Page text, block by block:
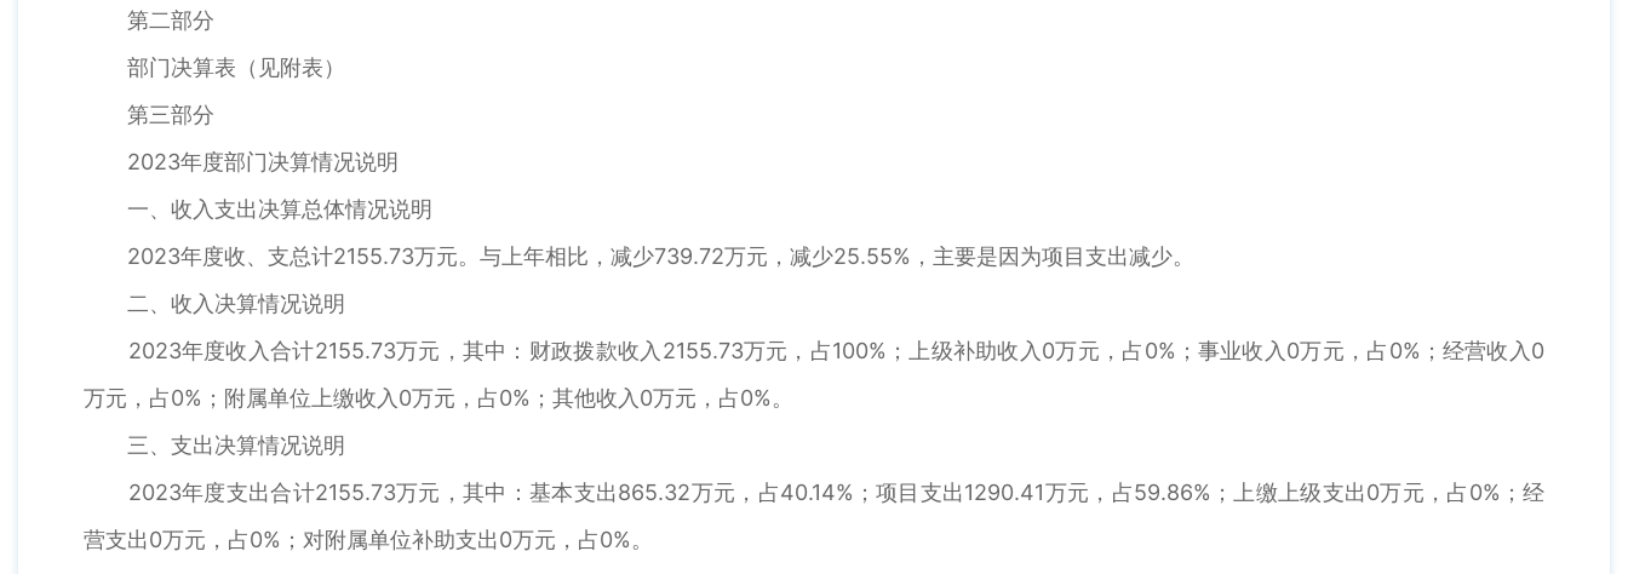
第二部分
部门决算表（见附表）
第三部分
2023年度部门决算情况说明
一、收入支出决算总体情况说明
2023年度收、支总计2155.73万元。与上年相比，减少739.72万元，减少25.55%，主要是因为项目支出减少。
二、收入决算情况说明
2023年度收入合计2155.73万元，其中：财政拨款收入2155.73万元，占100%；上级补助收入0万元，占0%；事业收入0万元，占0%；经营收入0
万元，占0%；附属单位上缴收入0万元，占0%；其他收入0万元，占0%。
三、支出决算情况说明
2023年度支出合计2155.73万元，其中：基本支出865.32万元，占40.14%；项目支出1290.41万元，占59.86%；上缴上级支出0万元，占0%；经
营支出0万元，占0%；对附属单位补助支出0万元，占0%。